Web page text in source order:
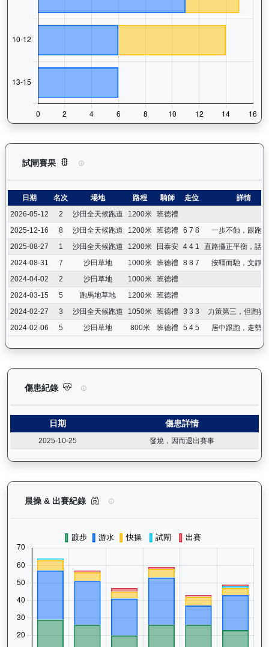
試閘賽果 魯班精神（J233）— 試閘賽果紀錄：查看馬匹
日期 名次 場地 路程 騎師 走位
詳情
2026-05-12
2 沙田全天候跑道 1200米 班德禮
2025-12-16
8 沙田全天候跑道 1200米 班德禮 6 7 8
一步不蝕，跟跑
2025-08-27
1 沙田全天候跑道 1200米 田泰安 4 4 1
直路攞正平衡，話
2024-08-31
7 沙田草地 1000米 班德禮 8 8 7
按韁而馳，文靜
2024-04-02
2 沙田草地 1000米 班德禮
2024-03-15
5 跑馬地草地 1200米 班德禮
2024-02-27
3 沙田全天候跑道 1050米 班德禮 3 3 3
力策第三，但跑姿
2024-02-06
5 沙田草地 800米 班德禮 5 4 5 居中跟跑，走勢
傷患紀錄 魯班精神（J233）— 傷患紀錄：查看馬匹完整
日期 傷患詳情
2025-10-25 發燒，因而退出賽事
晨操 & 出賽紀錄 魯班精神（J233）— 晨操及出賽紀錄圖